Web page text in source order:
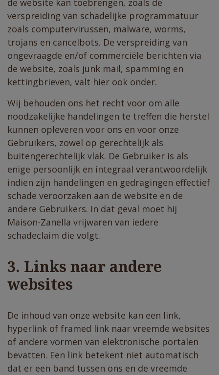
de website kan toebrengen, zoals de
verspreiding van schadelijke programmatuur
zoals computervirussen, malware, worms,
trojans en cancelbots. De verspreiding van
ongevraagde en/of commerciële berichten via
de website, zoals junk mail, spamming en
kettingbrieven, valt hier ook onder.
Wij behouden ons het recht voor om alle
noodzakelijke handelingen te treffen die herstel
kunnen opleveren voor ons en voor onze
Gebruikers, zowel op gerechtelijk als
buitengerechtelijk vlak. De Gebruiker is als
enige persoonlijk en integraal verantwoordelijk
indien zijn handelingen en gedragingen effectief
schade veroorzaken aan de website en de
andere Gebruikers. In dat geval moet hij
Maison-Zanella vrijwaren van iedere
schadeclaim die volgt.
3. Links naar andere
websites
De inhoud van onze website kan een link,
hyperlink of framed link naar vreemde websites
of andere vormen van elektronische portalen
bevatten. Een link betekent niet automatisch
dat er een band tussen ons en de vreemde